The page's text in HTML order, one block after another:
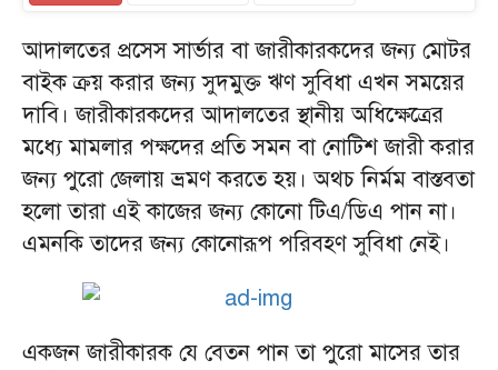
আদালতের প্রসেস সার্ভার বা জারীকারকদের জন্য মোটর
বাইক ক্রয় করার জন্য সুদমুক্ত ঋণ সুবিধা এখন সময়ের
দাবি। জারীকারকদের আদালতের স্থানীয় অধিক্ষেত্রের
মধ্যে মামলার পক্ষদের প্রতি সমন বা নোটিশ জারী করার
জন্য পুরো জেলায় ভ্রমণ করতে হয়। অথচ নির্মম বাস্তবতা
হলো তারা এই কাজের জন্য কোনো টিএ/ডিএ পান না।
এমনকি তাদের জন্য কোনোরূপ পরিবহণ সুবিধা নেই।
একজন জারীকারক যে বেতন পান তা পুরো মাসের তার